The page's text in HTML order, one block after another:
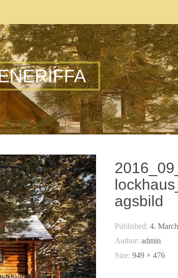
agsbild
Published: 4.
Author: admin
Size: 949 × 476